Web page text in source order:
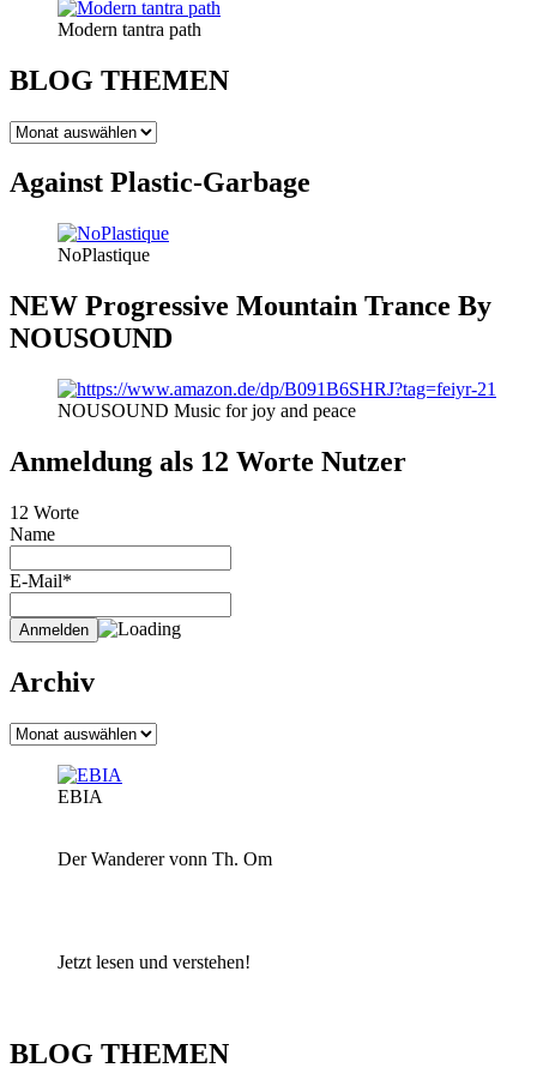
Modern tantra path
BLOG THEMEN
BLOG
Against Plastic-Garbage
NoPlastique
NEW Progressive Mountain Trance By
NOUSOUND
NOUSOUND Music for joy and peace
Anmeldung als 12 Worte Nutzer
12 Worte
Name
E-Mail*
Archiv
Archiv
EBIA
Der Wanderer vonn Th. Om
Jetzt lesen und verstehen!
BLOG THEMEN